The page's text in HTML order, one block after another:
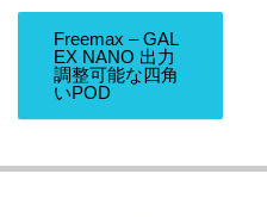
Freemax – GAL
EX NANO 出力
調整可能な四角
いPOD